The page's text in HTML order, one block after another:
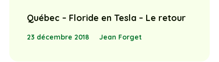
Québec – Floride en Tesla – Le retour
23 décembre 2018 Jean Forget